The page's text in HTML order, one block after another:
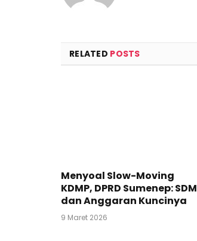
RELATED POSTS
Menyoal Slow-Moving
KDMP, DPRD Sumenep: SDM
dan Anggaran Kuncinya
9 Maret 2026